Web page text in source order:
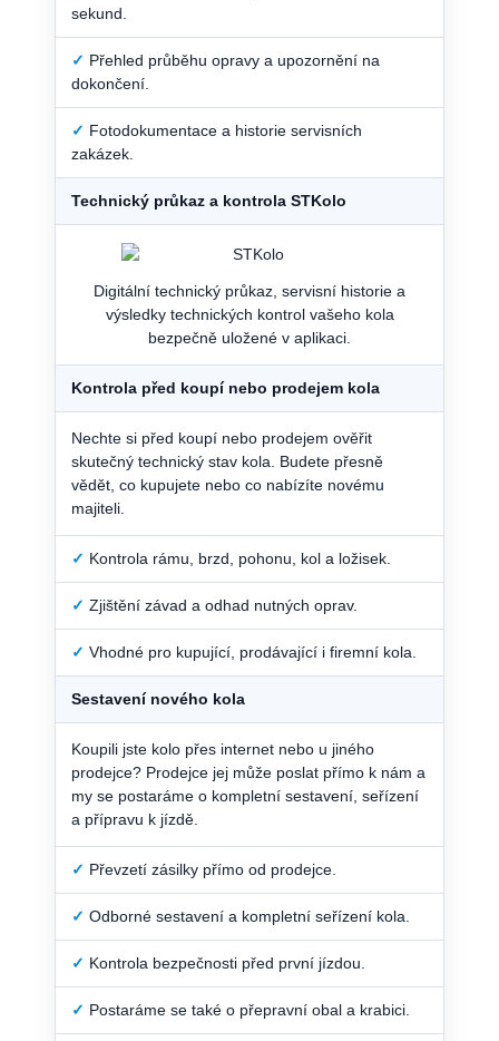
sekund.
✓ Přehled průběhu opravy a upozornění na
dokončení.
✓ Fotodokumentace a historie servisních
zakázek.
Technický průkaz a kontrola STKolo
Digitální technický průkaz, servisní historie a
výsledky technických kontrol vašeho kola
bezpečně uložené v aplikaci.
Kontrola před koupí nebo prodejem kola
Nechte si před koupí nebo prodejem ověřit
skutečný technický stav kola. Budete přesně
vědět, co kupujete nebo co nabízíte novému
majiteli.
✓ Kontrola rámu, brzd, pohonu, kol a ložisek.
✓ Zjištění závad a odhad nutných oprav.
✓ Vhodné pro kupující, prodávající i firemní kola.
Sestavení nového kola
Koupili jste kolo přes internet nebo u jiného
prodejce? Prodejce jej může poslat přímo k nám a
my se postaráme o kompletní sestavení, seřízení
a přípravu k jízdě.
✓ Převzetí zásilky přímo od prodejce.
✓ Odborné sestavení a kompletní seřízení kola.
✓ Kontrola bezpečnosti před první jízdou.
✓ Postaráme se také o přepravní obal a krabici.